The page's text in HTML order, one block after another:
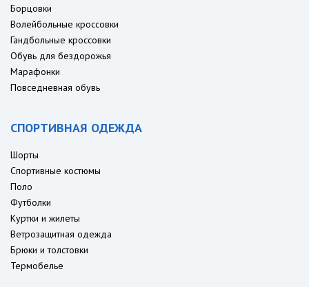
Борцовки
Волейбольные кроссовки
Гандбольные кроссовки
Обувь для бездорожья
Марафонки
Повседневная обувь
СПОРТИВНАЯ ОДЕЖДА
Шорты
Спортивные костюмы
Поло
Футболки
Куртки и жилеты
Ветрозащитная одежда
Брюки и толстовки
Термобелье